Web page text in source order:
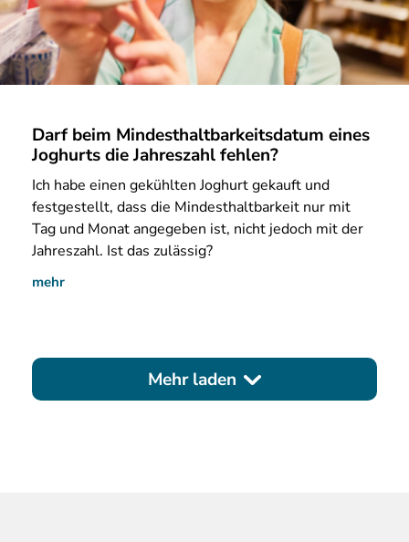
Darf beim Mindesthaltbarkeitsdatum eines
Joghurts die Jahreszahl fehlen?
Ich habe einen gekühlten Joghurt gekauft und
festgestellt, dass die Mindesthaltbarkeit nur mit
Tag und Monat angegeben ist, nicht jedoch mit der
Jahreszahl. Ist das zulässig?
mehr
Mehr laden